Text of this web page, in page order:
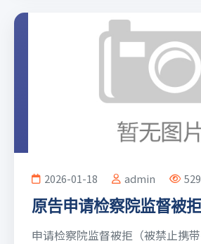
2026-01-18 admin 529
原告申请检察院监督被拒
申请检察院监督被拒（被禁止携